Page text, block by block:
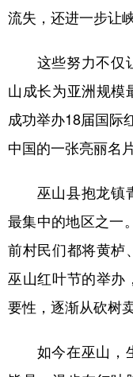
流失，还进一步让
这些努力不仅
山成长为亚洲规模
成功举办18届国际
中国的一张亮丽名片
巫山县抱龙镇
最集中的地区之一
前村民们都将黄栌
巫山红叶节的举办
要性，逐渐从砍树
如今在巫山，